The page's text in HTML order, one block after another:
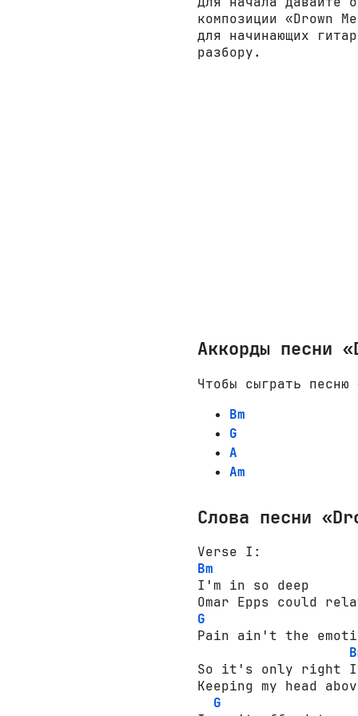
композиции «Drown
для начинающих
разбору.
Аккорды песни
Чтобы сыграть
Bm
G
A
Am
Слова песни
Bm
I'm in so deep
G
Pain ain't the
So it's only right
Keeping my head
G